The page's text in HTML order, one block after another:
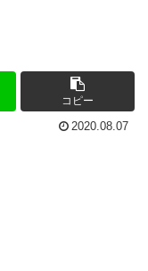
コピー
2020.08.07